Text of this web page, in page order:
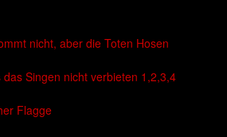
nicht, aber die Toten Hosen
Singen nicht verbieten 1,2,3,4
Flagge